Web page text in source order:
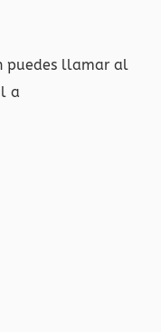
puedes llamar al
a